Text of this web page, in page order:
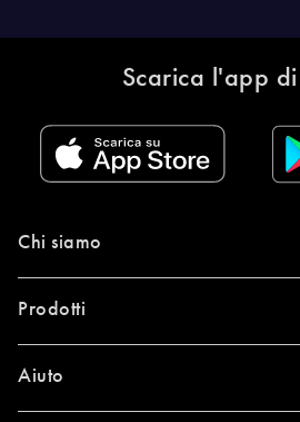
Scarica l'app
Chi siamo
Prodotti
Aiuto